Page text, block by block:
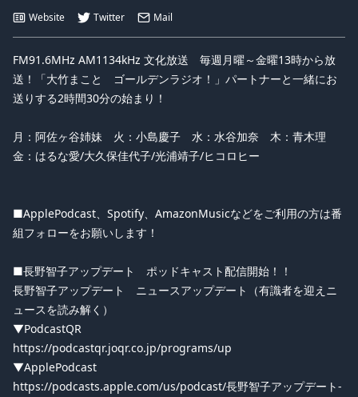
Website Twitter Mail
FM91.6MHz AM1134kHz 文化放送 毎週月曜～金曜13時から放
送！「大竹まこと ゴールデンラジオ！」パートナーと一緒にお
送りする2時間30分の始まり！
月：阿佐ヶ谷姉妹 火：小島慶子 水：水谷加奈 木：青木理
金：はるな愛/大久保佳代子/光浦靖子/ヒコロヒー
■ApplePodcast、Spotify、AmazonMusicなどをご利用の方は番
組フォローをお願いします！
■長野智子アップデート ポッドキャスト配信開始！！
長野智子アップデート ニュースアップデート（有識者を迎えニ
ュースを読み解く）
▼PodcastQR
https://podcastqr.joqr.co.jp/programs/up
▼ApplePodcast
https://podcasts.apple.com/us/podcast/長野智子アップデート-